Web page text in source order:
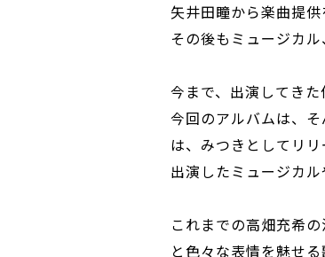
矢井田瞳から楽曲提供
その後もミュージカ
今まで、出演してき
今回のアルバムは、
は、みつきとしてリ
出演したミュージカ
これまでの高畑充希
と色々な表情を魅せ